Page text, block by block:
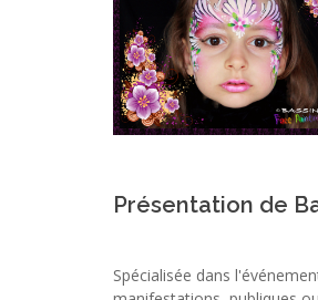
Présentation de
Spécialisée dans